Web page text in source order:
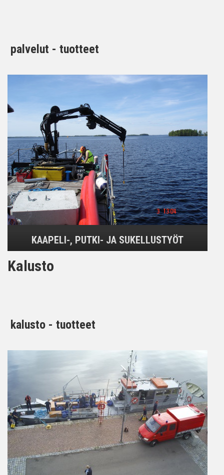
palvelut - tuotteet
KAAPELI-, PUTKI- JA SUKELLUSTYÖT
Kalusto
kalusto - tuotteet